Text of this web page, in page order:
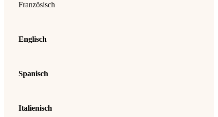
Französisch
Englisch
Spanisch
Italienisch